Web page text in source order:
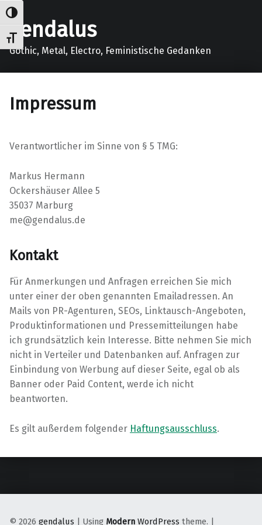
Umschalten auf hohe Kontraste
Schrift vergrößern
gendalus
Gothic, Metal, Electro, Feministische Gedanken
Impressum
Verantwortlicher im Sinne von § 5 TMG:
Markus Hermann
Ockershäuser Allee 5
35037 Marburg
me@gendalus.de
Kontakt
Für Anmerkungen und Anfragen erreichen Sie mich
unter einer der oben genannten Emailadressen. An
Mails von PR-Agenturen, SEOs, Linktausch-Angeboten,
Produktinformationen und Pressemitteilungen habe
ich grundsätzlich kein Interesse. Bitte nehmen Sie mich
nicht in Verteiler und Datenbanken auf. Anfragen zur
Einbindung von Werbung auf dieser Seite, egal ob als
Banner oder Paid Content, werde ich nicht
beantworten.
Es gilt außerdem folgender Haftungsausschluss.
Skip back to main navigation
© 2026 gendalus | Using Modern WordPress theme. |